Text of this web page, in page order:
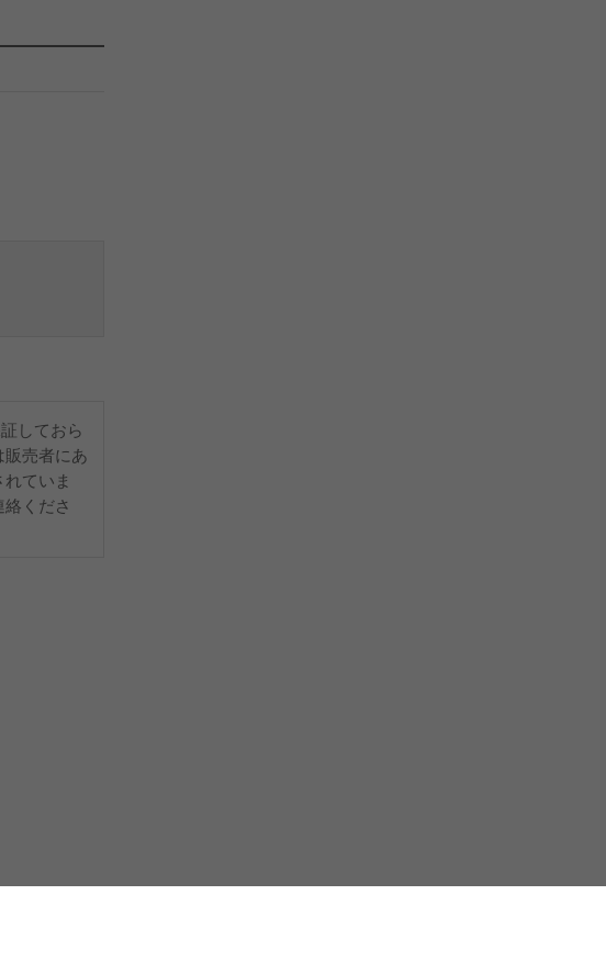
しておら
販売者にあ
ていま
絡くださ